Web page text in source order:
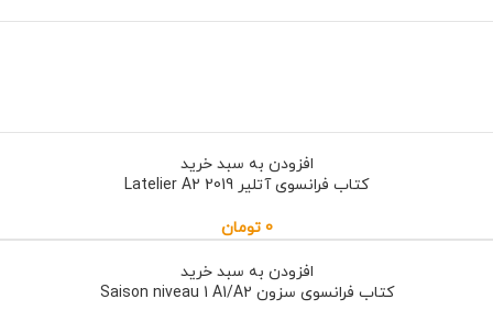
افزودن به سبد خرید
کتاب فرانسوی آتلیر Latelier A2 2019
0 تومان
افزودن به سبد خرید
کتاب فرانسوی سزون Saison niveau 1 A1/A2